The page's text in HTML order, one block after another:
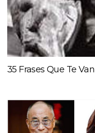
35 Frases Que Te